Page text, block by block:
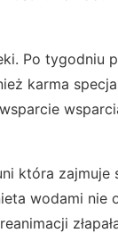
Po tygodniu
karma
która zajmuje
wodami nie